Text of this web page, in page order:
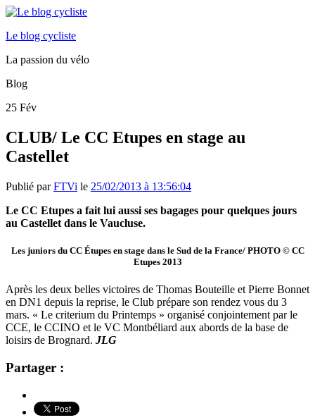
Le blog cycliste
La passion du vélo
Blog
25 Fév
CLUB/ Le CC Etupes en stage au
Castellet
Publié parFTVi le 25/02/2013 à 13:56:04
Le CC Etupes a fait lui aussi ses bagages pour quelques jours
au Castellet dans le Vaucluse.
Les juniors du CC Étupes en stage dans le Sud de la France/ PHOTO © CC
Etupes 2013
Après les deux belles victoires de Thomas Bouteille et Pierre Bonnet
en DN1 depuis la reprise, le Club prépare son rendez vous du 3
mars. « Le criterium du Printemps » organisé conjointement par le
CCE, le CCINO et le VC Montbéliard aux abords de la base de
loisirs de Brognard. JLG
Partager :